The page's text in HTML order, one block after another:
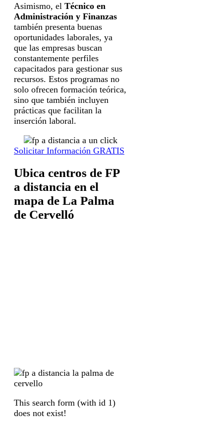
Asimismo, el Técnico en
Administración y Finanzas
también presenta buenas
oportunidades laborales, ya
que las empresas buscan
constantemente perfiles
capacitados para gestionar sus
recursos. Estos programas no
solo ofrecen formación teórica,
sino que también incluyen
prácticas que facilitan la
inserción laboral.
Solicitar Información GRATIS
Ubica centros de FP
a distancia en el
mapa de La Palma
de Cervelló
This search form (with id 1)
does not exist!